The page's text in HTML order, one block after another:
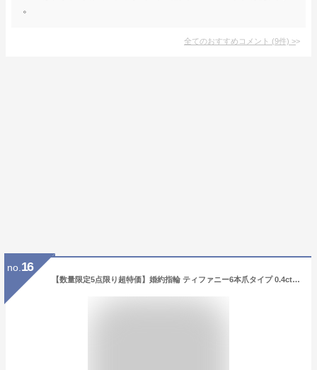
。
全てのおすすめコメント (9件) >
no. 16
【数量限定5点限り超特価】婚約指輪 ティファニー6本爪タイプ 0.4ct D VVS1 EX 【即日出荷 8号】 刻印無料 鑑定書付 プラチナ サイズ直し1回無料】ダイヤ リング 人気 エンゲージリング プロポーズリング 指輪 ブライダルジュエリー